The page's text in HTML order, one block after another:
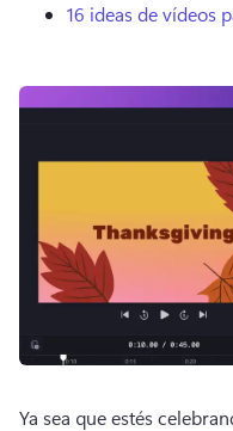
Probar gratis
16 ideas de vídeos
Ya sea que estés